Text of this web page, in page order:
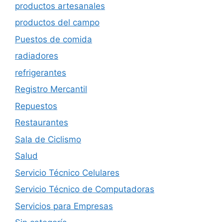
productos artesanales
productos del campo
Puestos de comida
radiadores
refrigerantes
Registro Mercantil
Repuestos
Restaurantes
Sala de Ciclismo
Salud
Servicio Técnico Celulares
Servicio Técnico de Computadoras
Servicios para Empresas